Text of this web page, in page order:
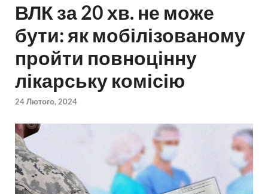
ВЛК за 20 хв. не може
бути: як мобілізованому
пройти повноцінну
лікарську комісію
24 Лютого, 2024